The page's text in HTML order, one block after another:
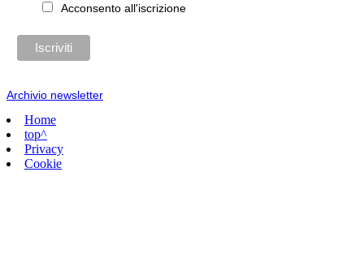
Acconsento all'iscrizione
Archivio newsletter
Home
top^
Privacy
Cookie